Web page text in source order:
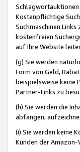
Schlagwortauktionen
Kostenpflichtige
Suchmaschinen
kostenfreien
auf Ihre Website
(g) Sie werden
Form von Geld,
beispielsweise keine
Partner-Links zu
(h) Sie werden die
abfangen,
(i) Sie werden keine
Kunden der